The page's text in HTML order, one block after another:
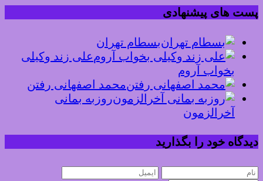
پست های پیشنهادی
بسطام تهران
علی زند وکیلی
بخواب آروم
محمد اصفهانی رفتن
روزبه بمانی
آخرالزمون
دیدگاه خود را بگذارید